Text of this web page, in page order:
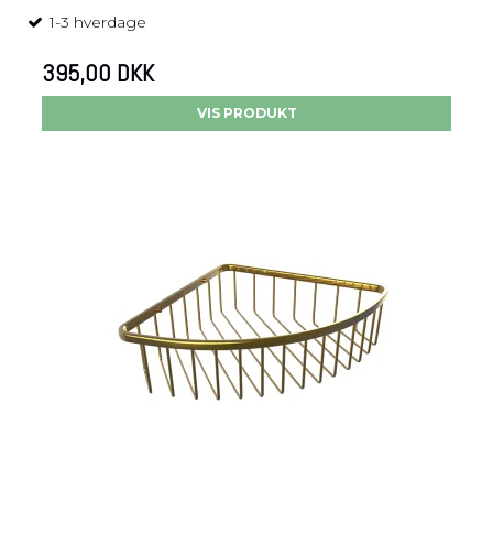
1-3 hverdage
395,00 DKK
VIS PRODUKT